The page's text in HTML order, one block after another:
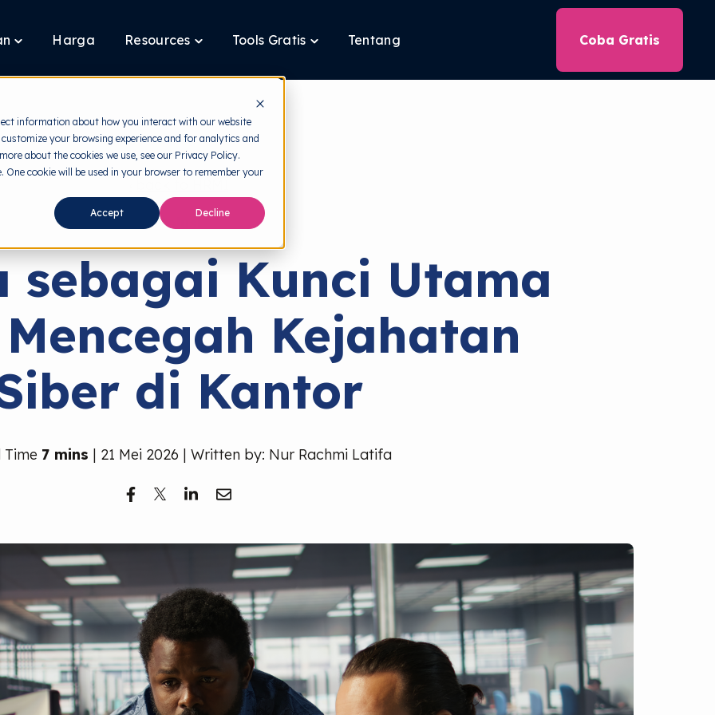
information about how you interact with our website
your browsing experience and for analytics and
about the cookies we use, see our Privacy Policy.
cookie will be used in your browser to remember your
Accept Decline
Toggle
Layanan
Harga Resources
Toggle
Resources
Tools Gratis
Toggle
Tools
Tentang Coba Gratis
Solusi
sebagai Kunci Utama
Kejahatan
di Kantor
Time 7 mins | 21 Mei 2026 | Written by: Nur Rachmi Latifa